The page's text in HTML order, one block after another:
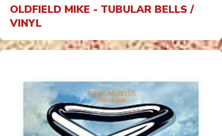
OLDFIELD MIKE - TUBULAR BELLS /
VINYL